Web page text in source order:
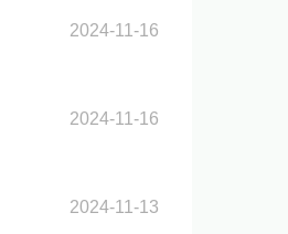
2024-11-16
2024-11-16
2024-11-13